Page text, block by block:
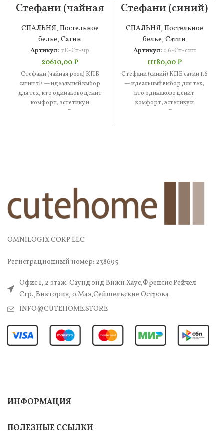
Стефани (чайная
роза) КПБ сатин
7Е
СПАЛЬНЯ, Постельное
белье, Сатин
Артикул: 7Е-Ст-чр
20610,00₽
Стефани (чайная роза) КПБ
сатин 7Е — идеальный выбор
для тех, кто одинаково ценит
комфорт, эстетику и
практичность. В составе
Стефани (синий)
КПБ сатин 1.6
СПАЛЬНЯ, Постельное
белье, Сатин
Артикул: 1.6-Ст-син
11180,00₽
Стефани (синий) КПБ сатин 1.6
— идеальный выбор для тех,
кто одинаково ценит
комфорт, эстетику и
практичность. В составе —
OMNILOGIX CORP LLC
Регистрационный номер: 238695
Офис 1, 2 этаж. Саунд энд Вижн Хаус,Френсис Рейчел
Стр.,Виктория, о.Маэ,Сейшельские Острова
INFO@CUTEHOME.STORE
ИНФОРМАЦИЯ
ПОЛЕЗНЫЕ ССЫЛКИ